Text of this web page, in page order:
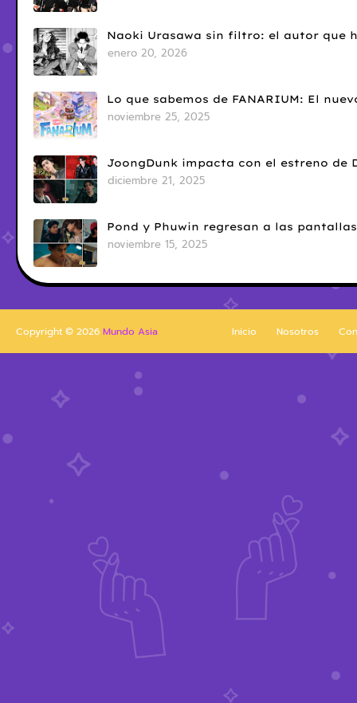
Naoki Urasawa sin filtro: el autor que
enero 20, 2026
Lo que sabemos de FANARIUM: El
noviembre 25, 2025
JoongDunk impacta con el estreno de
diciembre 21, 2025
Pond y Phuwin regresan a las
noviembre 15, 2025
Inicio Nosotros
Copyright © 2026 Mundo Asia